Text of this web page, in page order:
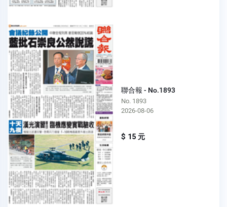
聯合報 - No.1893
No. 1893
2026-08-06
$ 15 元